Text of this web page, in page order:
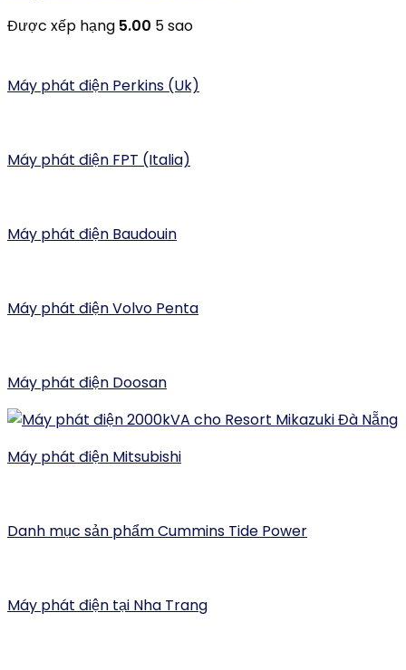
Được xếp hạng 5.00 5 sao
Máy phát điện Perkins (Uk)
Máy phát điện FPT (Italia)
Máy phát điện Baudouin
Máy phát điện Volvo Penta
Máy phát điện Doosan
Máy phát điện Mitsubishi
Danh mục sản phẩm Cummins Tide Power
Máy phát điện tại Nha Trang